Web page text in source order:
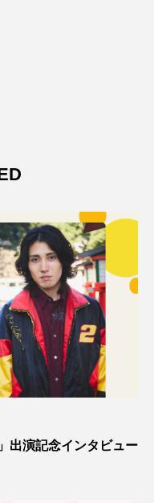
出演記念インタビュー